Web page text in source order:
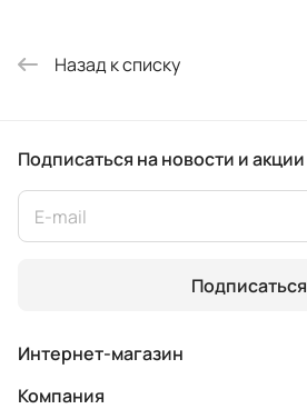
Назад к списку
Подписаться на новости и акции
Подписаться
Интернет-магазин
Компания